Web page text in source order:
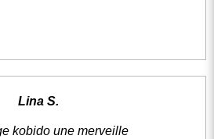
Lina S.
kobido une merveille